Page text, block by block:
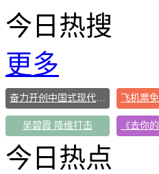
今日热搜
更多
奋力开创中国式现代化建设新局面
吴碧霞 降维打击
今日热点